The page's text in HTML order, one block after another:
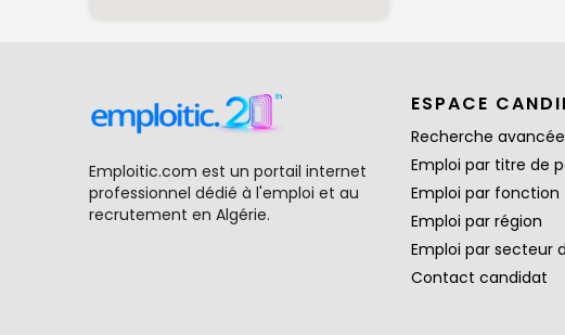
Emploitic.com est un portail internet
professionnel dédié à l'emploi et au
recrutement en Algérie.
ESPACE
Recherche avancée
Emploi par titre de
Emploi par fonction
Emploi par région
Emploi par secteur
Contact candidat